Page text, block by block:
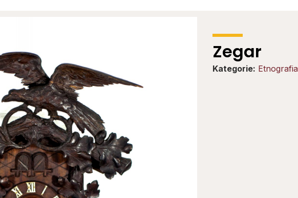
Zegar
Kategorie: Etnografia